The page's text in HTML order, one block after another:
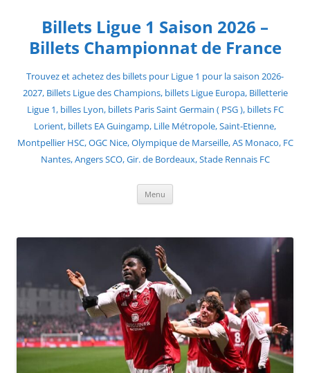
contentBillets Ligue 1 Saison 2026 –
Billets Championnat de France
Trouvez et achetez des billets pour Ligue 1 pour la saison 2026-
2027, Billets Ligue des Champions, billets Ligue Europa, Billetterie
Ligue 1, billes Lyon, billets Paris Saint Germain ( PSG ), billets FC
Lorient, billets EA Guingamp, Lille Métropole, Saint-Etienne,
Montpellier HSC, OGC Nice, Olympique de Marseille, AS Monaco, FC
Nantes, Angers SCO, Gir. de Bordeaux, Stade Rennais FC
Menu